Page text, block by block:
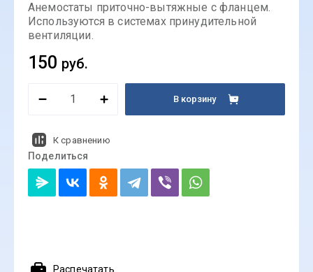
Анемостаты приточно-вытяжные с фланцем.
Используются в системах принудительной
вентиляции.
150 руб.
В корзину
К сравнению
Поделиться
Распечатать